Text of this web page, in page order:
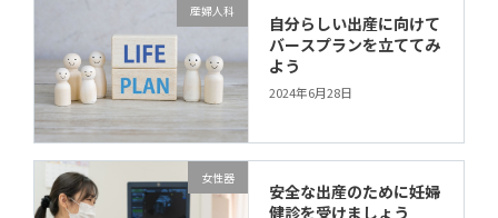
産婦人科
自分らしい出産に向けて
バースプランを立ててみ
よう
2024年6月28日
女性器
安全な出産のために妊婦
健診を受けましょう